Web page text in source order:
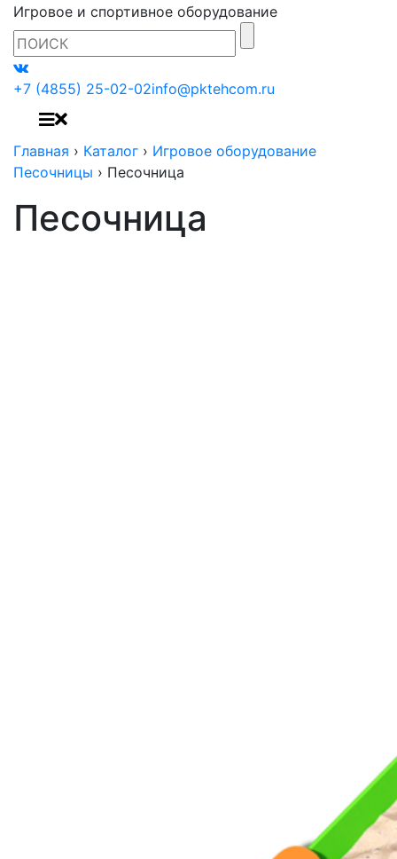
Игровое и спортивное оборудование
+7 (4855) 25-02-02info@pktehcom.ru
Главная › Каталог › Игровое оборудование
Песочницы › Песочница
Песочница